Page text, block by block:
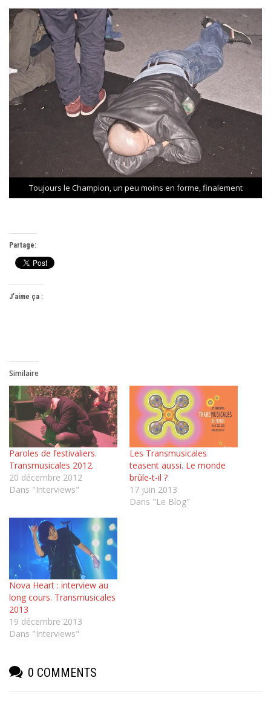
Toujours le Champion, un peu moins en forme, finalement
Partage:
J’aime ça :
Similaire
Paroles de festivaliers.
Transmusicales 2012.
20 décembre 2012
Dans "Interviews"
Les Transmusicales
teasent aussi. Le monde
brûle-t-il ?
17 juin 2013
Dans "Le Blog"
Nova Heart : interview au
long cours. Transmusicales
2013
19 décembre 2013
Dans "Interviews"
0 COMMENTS